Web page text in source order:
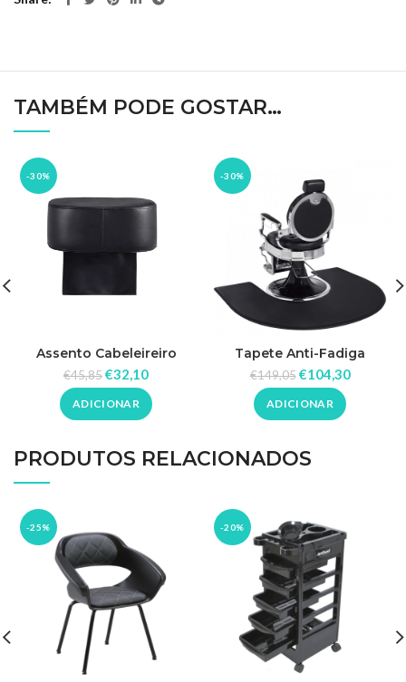
TAMBÉM PODE GOSTAR…
-30%
Assento Cabeleireiro
Almofada Infantil Jilly
€45,85€32,10
ADICIONAR
-30%
Tapete Anti-Fadiga
Barbearia Dory
€149,05 €104,30
ADICIONAR
PRODUTOS RELACIONADOS
-25% -20%